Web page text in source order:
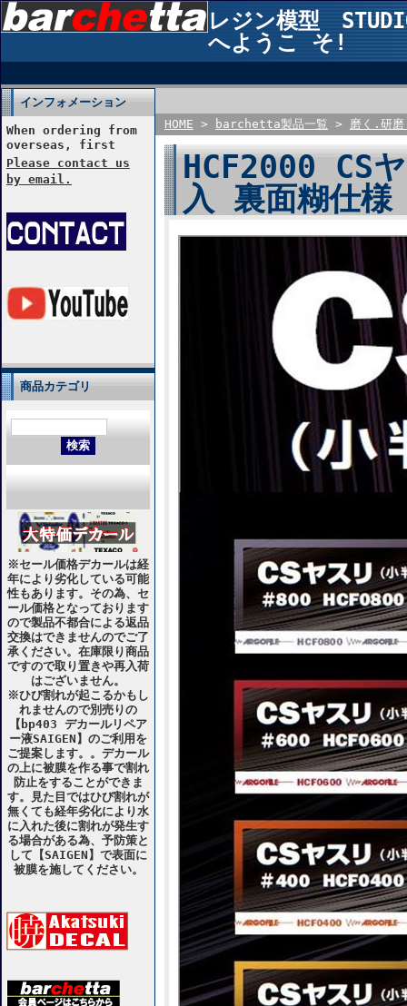
レジン模型
へようこ そ!
インフォメーション
When ordering from
overseas, first
Please contact us
by email.
商品カテゴリ
※セール価格デカールは経
年により劣化している可能
性もあります。その為、セ
ール価格となっております
ので製品不都合による返品
交換はできませんのでご了
承ください。在庫限り商品
ですので取り置きや再入荷
はございません。
※ひび割れが起こるかもし
れませんので別売りの
【bp403 デカールリペア
ー液SAIGEN】のご利用を
ご提案します。。デカール
の上に被膜を作る事で割れ
防止をすることができま
す。見た目ではひび割れが
無くても経年劣化により水
に入れた後に割れが発生す
る場合がある為、予防策と
して【SAIGEN】で表面に
被膜を施してください。
HOME > barchetta製品一覧 > 磨く.研
HCF2000 CS
入 裏面糊仕